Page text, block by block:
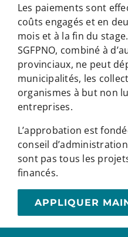
Les paiements sont
coûts engagés et en
mois et à la fin du
SGFPNO, combiné à
provinciaux, ne peut
municipalités, les
organismes à but non
entreprises.
L’approbation est
conseil
sont pas tous les
financés.
APPLIQUER